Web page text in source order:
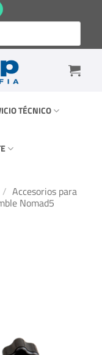
TÉCNICO
/ Accesorios para
Nomad5